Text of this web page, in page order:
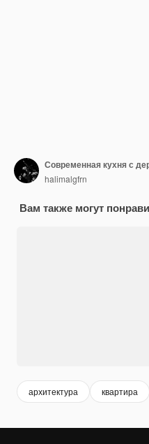
halimalgfrn
Вам также могут
архитектура квартира